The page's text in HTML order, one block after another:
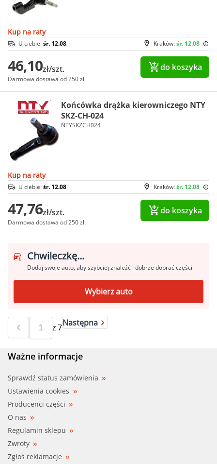
Kup na raty
Kraków:śr. 12.08
U ciebie:śr. 12.08
46,10zł/szt.
Darmowa dostawa od 250 zł
do koszyka
Końcówka drążka kierowniczego NTY
SKZ-CH-024
NTYSKZCH024
Kup na raty
Kraków:śr. 12.08
U ciebie:śr. 12.08
47,76zł/szt.
Darmowa dostawa od 250 zł
do koszyka
Chwileczkę...
Dodaj swoje auto, aby szybciej znaleźć i dobrze dobrać części
Wybierz auto
z7Następna
Ważne informacje
Sprawdź status zamówienia
Ustawienia cookies
Producenci części
O nas
Regulamin sklepu
Zwroty
Zgłoś reklamacje